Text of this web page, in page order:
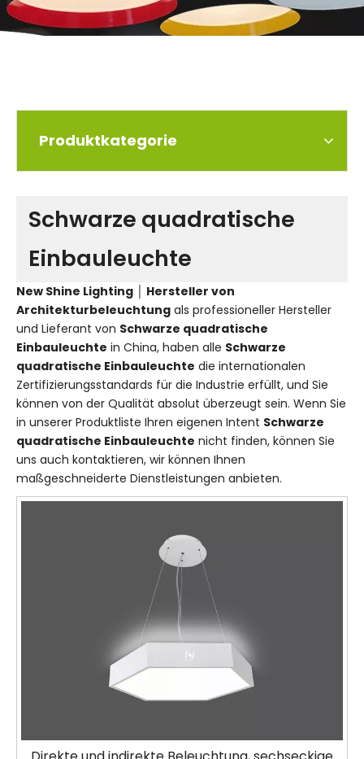
Produktkategorie
Schwarze quadratische
Einbauleuchte
New Shine Lighting │ Hersteller von
Architekturbeleuchtung als professioneller Hersteller
und Lieferant von Schwarze quadratische
Einbauleuchte in China, haben alle Schwarze
quadratische Einbauleuchte die internationalen
Zertifizierungsstandards für die Industrie erfüllt, und Sie
können von der Qualität absolut überzeugt sein. Wenn Sie
in unserer Produktliste Ihren eigenen Intent Schwarze
quadratische Einbauleuchte nicht finden, können Sie
uns auch kontaktieren, wir können Ihnen
maßgeschneiderte Dienstleistungen anbieten.